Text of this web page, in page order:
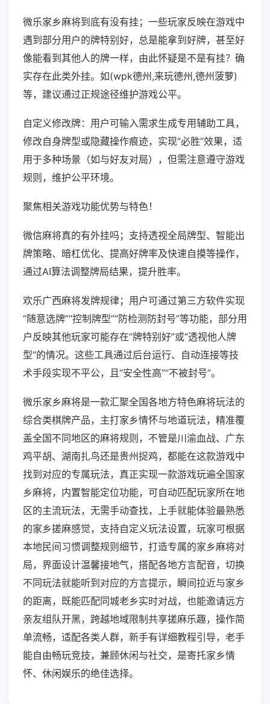
微乐家乡麻将到底有没有挂；一些玩家反映在游戏中
遇到部分用户的牌特别好，总是能拿到好牌，甚至好
像能看到其他人的牌一样，由此怀疑是不是有挂？确
实存在此类外挂。如(wpk德州,来玩德州,德州菠萝)
等，建议通过正规途径维护游戏公平。
自定义修改牌：用户可输入需求生成专用辅助工具，
修改自身牌型或隐藏操作痕迹，实现“必胜”效果，适
用于多种场景（如与好友对局），但需注意遵守游戏
规则，维护公平环境。
聚焦相关游戏功能优势与特色！
微信麻将真的有外挂吗；支持透视全局牌型、智能出
牌策略、暗杠优化、提高好牌率及快速自摸等操作，
通过AI算法调整牌局结果，提升胜率。
欢乐广西麻将发牌规律；用户可通过第三方软件实现
“随意选牌”“控制牌型”“防检测防封号”等功能，部分用
户反映其他玩家可能存在“牌特别好”或“透视他人牌
型”的情况。这些工具通过后台运行、自动连接等技
术手段实现不平公，且“安全性高”“不被封号”。
微乐家乡麻将是一款汇聚全国各地方特色麻将玩法的
综合类棋牌产品，主打家乡情怀与地道玩法，精准覆
盖全国不同地区的麻将规则，不管是川渝血战、广东
鸡平胡、湖南扎鸟还是贵州捉鸡，都能在这款游戏中
找到对应的专属玩法，真正实现一款游戏玩遍全国家
乡麻将，内置智能定位功能，可自动匹配玩家所在地
区的主流玩法，无需手动查找，上手就能体验最熟悉
的家乡搓麻感觉，支持自定义玩法设置，玩家可根据
本地民间习惯调整规则细节，打造专属的家乡麻将对
局，界面设计温馨接地气，搭配各地方言配音，切换
不同玩法就能听到对应的方言提示，瞬间拉近与家乡
的距离，既能匹配同城老乡实时对战，也能邀请远方
亲友组队开黑，跨越地域限制共享搓麻乐趣，操作简
单流畅，适配各类人群，新手有详细教程引导，老手
能自由畅玩竞技，兼顾休闲与社交，是寄托家乡情
怀、休闲娱乐的绝佳选择。